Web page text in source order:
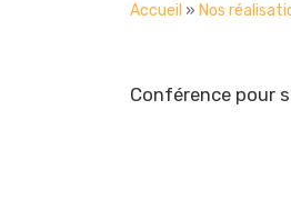
Accueil » Nos
Conférence pour